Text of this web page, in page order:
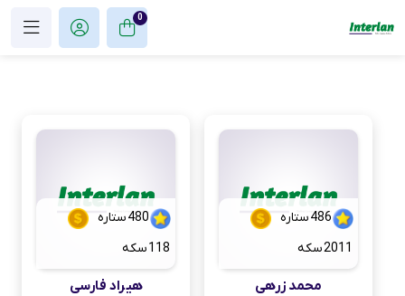
0
486ستاره
2011سکه
محمد زرهی
480ستاره
118سکه
هیراد فارسی